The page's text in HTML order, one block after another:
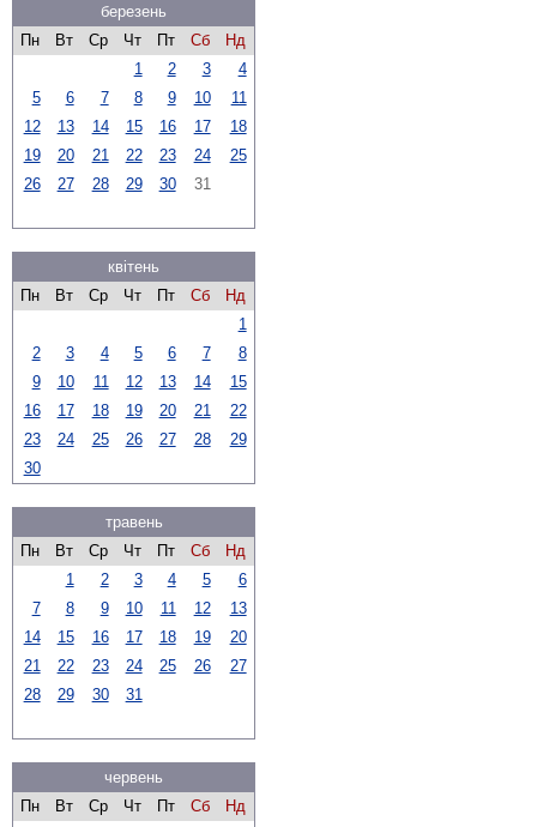
березень
Пн
Вт Ср Чт Пт Сб
Нд
1
2 3
4
5
6 7 8 9 10
11
12
13 14 15 16 17
18
19
20 21 22 23 24
25
26
27 28 29 30 31
квітень
Пн
Вт Ср Чт Пт Сб
Нд
1
2
3 4 5 6 7
8
9
10 11 12 13 14
15
16
17 18 19 20 21
22
23
24 25 26 27 28
29
30
травень
Пн
Вт Ср Чт Пт Сб
Нд
1
2 3 4 5
6
7
8 9 10 11 12
13
14
15 16 17 18 19
20
21
22 23 24 25 26
27
28
29 30 31
червень
Пн
Вт Ср Чт Пт Сб
Нд